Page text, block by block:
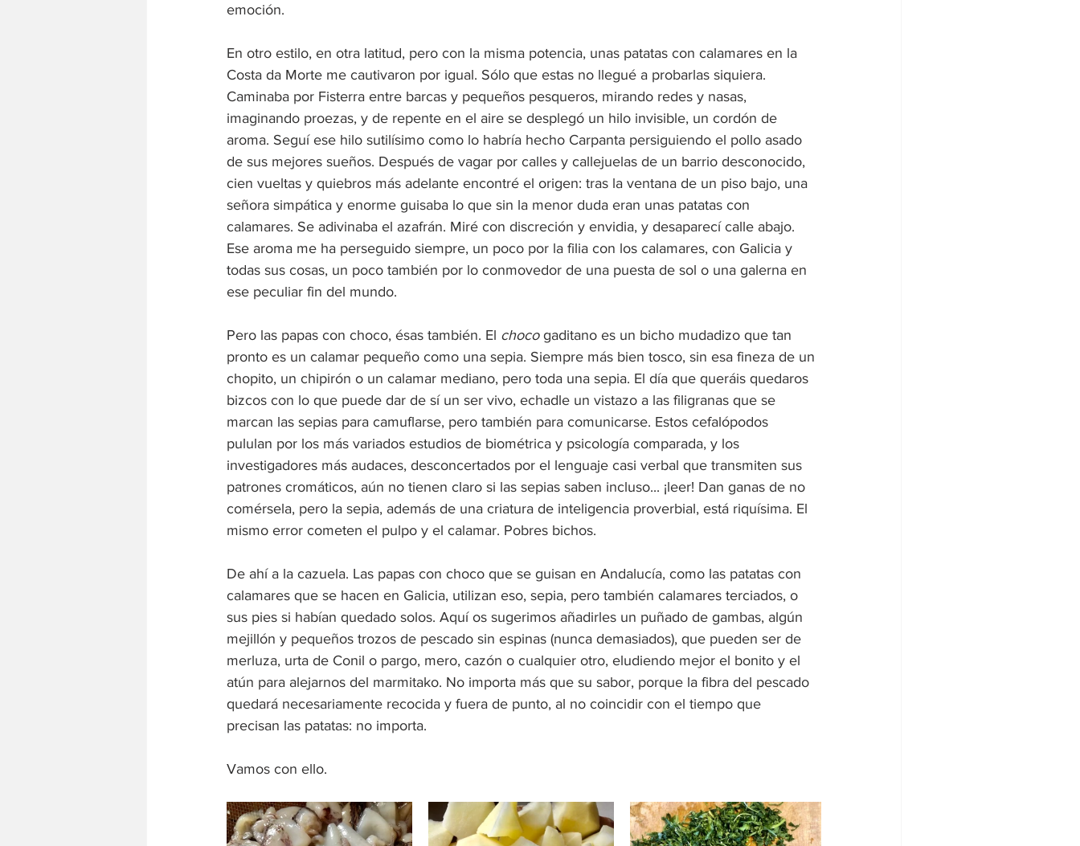
emoción.
En otro estilo, en otra latitud, pero con la misma potencia, unas patatas con calamares en la
Costa da Morte me cautivaron por igual. Sólo que estas no llegué a probarlas siquiera.
Caminaba por Fisterra entre barcas y pequeños pesqueros, mirando redes y nasas,
imaginando proezas, y de repente en el aire se desplegó un hilo invisible, un cordón de
aroma. Seguí ese hilo sutilísimo como lo habría hecho Carpanta persiguiendo el pollo asado
de sus mejores sueños. Después de vagar por calles y callejuelas de un barrio desconocido,
cien vueltas y quiebros más adelante encontré el origen: tras la ventana de un piso bajo, una
señora simpática y enorme guisaba lo que sin la menor duda eran unas patatas con
calamares. Se adivinaba el azafrán. Miré con discreción y envidia, y desaparecí calle abajo.
Ese aroma me ha perseguido siempre, un poco por la filia con los calamares, con Galicia y
todas sus cosas, un poco también por lo conmovedor de una puesta de sol o una galerna en
ese peculiar fin del mundo.
Pero las papas con choco, ésas también. El choco gaditano es un bicho mudadizo que tan
pronto es un calamar pequeño como una sepia. Siempre más bien tosco, sin esa fineza de un
chopito, un chipirón o un calamar mediano, pero toda una sepia. El día que queráis quedaros
bizcos con lo que puede dar de sí un ser vivo, echadle un vistazo a las filigranas que se
marcan las sepias para camuflarse, pero también para comunicarse. Estos cefalópodos
pululan por los más variados estudios de biométrica y psicología comparada, y los
investigadores más audaces, desconcertados por el lenguaje casi verbal que transmiten sus
patrones cromáticos, aún no tienen claro si las sepias saben incluso... ¡leer! Dan ganas de no
comérsela, pero la sepia, además de una criatura de inteligencia proverbial, está riquísima. El
mismo error cometen el pulpo y el calamar. Pobres bichos.
De ahí a la cazuela. Las papas con choco que se guisan en Andalucía, como las patatas con
calamares que se hacen en Galicia, utilizan eso, sepia, pero también calamares terciados, o
sus pies si habían quedado solos. Aquí os sugerimos añadirles un puñado de gambas, algún
mejillón y pequeños trozos de pescado sin espinas (nunca demasiados), que pueden ser de
merluza, urta de Conil o pargo, mero, cazón o cualquier otro, eludiendo mejor el bonito y el
atún para alejarnos del marmitako. No importa más que su sabor, porque la fibra del pescado
quedará necesariamente recocida y fuera de punto, al no coincidir con el tiempo que
precisan las patatas: no importa.
Vamos con ello.